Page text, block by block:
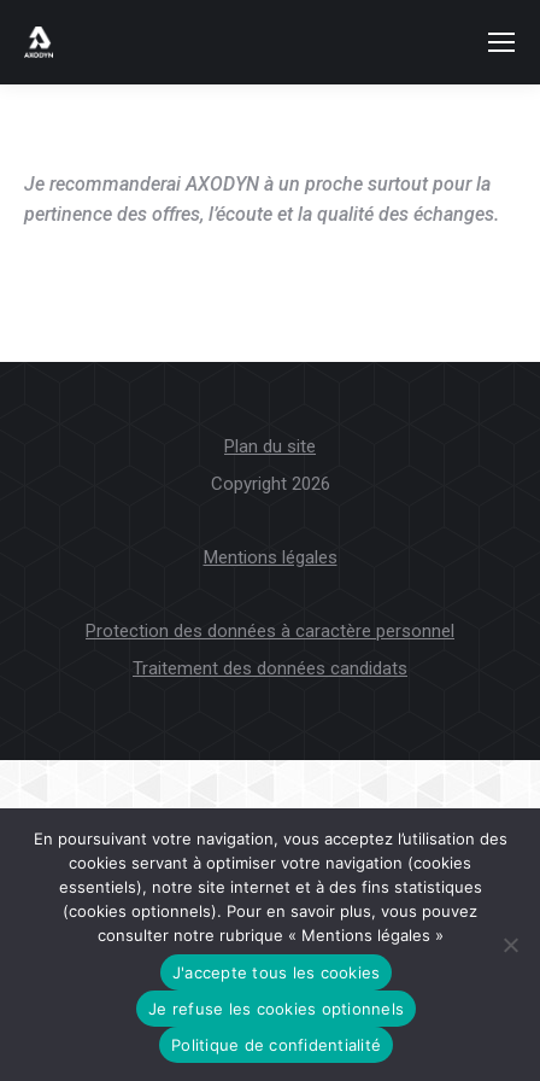
Je recommanderai AXODYN à un proche surtout pour la
pertinence des offres, l’écoute et la qualité des échanges.
Plan du site
Copyright 2026
Mentions légales
Protection des données à caractère personnel
Traitement des données candidats
En poursuivant votre navigation, vous acceptez l’utilisation des
cookies servant à optimiser votre navigation (cookies
essentiels), notre site internet et à des fins statistiques
(cookies optionnels). Pour en savoir plus, vous pouvez
consulter notre rubrique « Mentions légales »
J'accepte tous les cookies
Je refuse les cookies optionnels
Politique de confidentialité